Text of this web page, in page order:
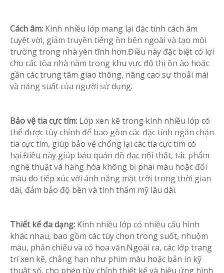
Cách âm: Kính nhiều lớp mang lại đặc tính cách âm
tuyệt vời, giảm truyền tiếng ồn bên ngoài và tạo môi
trường trong nhà yên tĩnh hơn.Điều này đặc biệt có lợi
cho các tòa nhà nằm trong khu vực đô thị ồn ào hoặc
gần các trung tâm giao thông, nâng cao sự thoải mái
và năng suất của người sử dụng.
Bảo vệ tia cực tím: Lớp xen kẽ trong kính nhiều lớp có
thể được tùy chỉnh để bao gồm các đặc tính ngăn chặn
tia cực tím, giúp bảo vệ chống lại các tia cực tím có
hại.Điều này giúp bảo quản đồ đạc nội thất, tác phẩm
nghệ thuật và hàng hóa không bị phai màu hoặc đổi
màu do tiếp xúc với ánh nắng mặt trời trong thời gian
dài, đảm bảo độ bền và tính thẩm mỹ lâu dài.
Thiết kế đa dạng: Kính nhiều lớp có nhiều cấu hình
khác nhau, bao gồm các tùy chọn trong suốt, nhuộm
màu, phản chiếu và có hoa văn.Ngoài ra, các lớp trang
trí xen kẽ, chẳng hạn như phim màu hoặc bản in kỹ
thuật số, cho phép tùy chỉnh thiết kế và hiệu ứng hình